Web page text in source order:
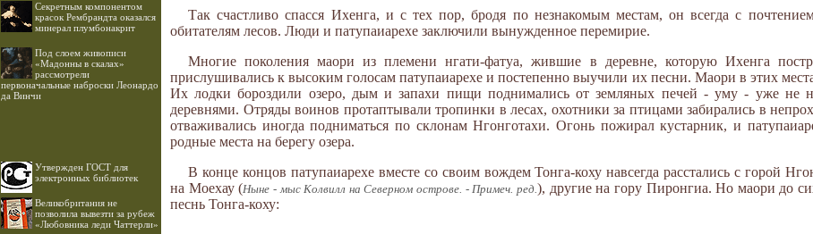
Секретным компонентом
красок Рембрандта оказался
минерал плумбонакрит
Под слоем живописи
«Мадонны в скалах»
рассмотрели
первоначальные наброски Леонардо
да Винчи
Утвержден ГОСТ для
электронных библиотек
Великобритания не
позволила вывезти за рубеж
«Любовника леди Чаттерли»
Так счастливо спасся Ихенга, и с тех пор, бродя по незнакомым местам, он всегда с
обитателям лесов. Люди и патупаиарехе заключили вынужденное перемирие.
Многие поколения маори из племени нгати-фатуа, жившие в деревне, которую Ихенга
прислушивались к высоким голосам патупаиарехе и постепенно выучили их песни. Маори в этих
Их лодки бороздили озеро, дым и запахи пищи поднимались от земляных печей - уму - уже не
деревнями. Отряды воинов протаптывали тропинки в лесах, охотники за птицами забирались в
отваживались иногда подниматься по склонам Нгонготахи. Огонь пожирал кустарник, и
родные места на берегу озера.
В конце концов патупаиарехе вместе со своим вождем Тонга-коху навсегда расстались с горой
на Моехау (Ныне - мыс Колвилл на Северном острове. - Примеч. ред. ), другие на гору Пиронгиа. Но маори до
песнь Тонга-коху: